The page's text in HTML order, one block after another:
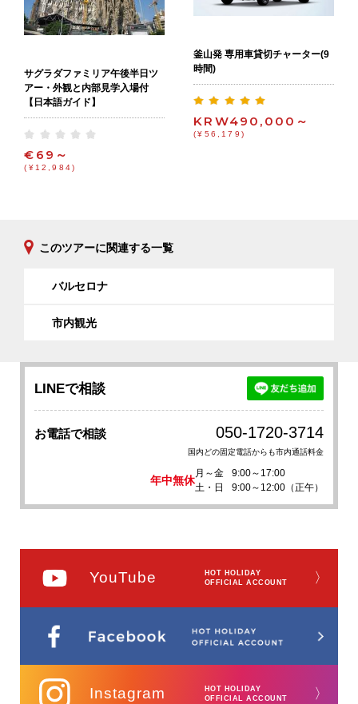
サグラダファミリア午後半日ツ
アー・外観と内部見学入場付
【日本語ガイド】
€69～
(¥12,984)
釜山発 専用車貸切チャーター(9
時間)
KRW490,000～
(¥56,179)
このツアーに関連する一覧
バルセロナ
市内観光
LINEで相談
お電話で相談 050-1720-3714
国内どの固定電話からも市内通話料金
年中無休
月～金
9:00～17:00
土・日
9:00～12:00（正午）
YouTube
HOT HOLIDAY
OFFICIAL ACCOUNT
〉
Instagram
HOT HOLIDAY
OFFICIAL ACCOUNT
〉